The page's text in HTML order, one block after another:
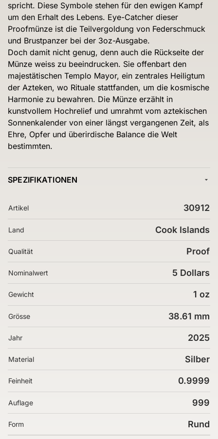
spricht. Diese Symbole stehen für den ewigen Kampf
um den Erhalt des Lebens. Eye-Catcher dieser
Proofmünze ist die Teilvergoldung von Federschmuck
und Brustpanzer bei der 3oz-Ausgabe.
Doch damit nicht genug, denn auch die Rückseite der
Münze weiss zu beeindrucken. Sie offenbart den
majestätischen Templo Mayor, ein zentrales Heiligtum
der Azteken, wo Rituale stattfanden, um die kosmische
Harmonie zu bewahren. Die Münze erzählt in
kunstvollem Hochrelief und umrahmt vom aztekischen
Sonnenkalender von einer längst vergangenen Zeit, als
Ehre, Opfer und überirdische Balance die Welt
bestimmten.
SPEZIFIKATIONEN
Artikel 30912
Land Cook Islands
Qualität Proof
Nominalwert 5 Dollars
Gewicht 1 oz
Grösse 38.61 mm
Jahr 2025
Material Silber
Feinheit 0.9999
Auflage 999
Form Rund